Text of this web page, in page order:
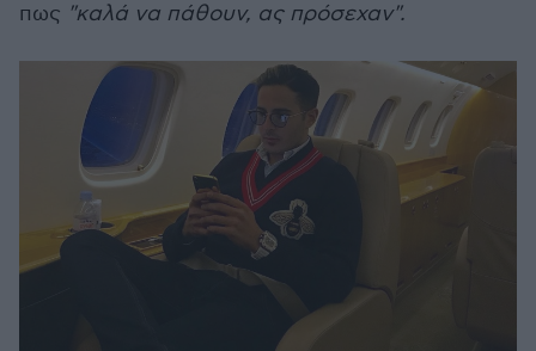
πως "καλά να πάθουν, ας πρόσεχαν".